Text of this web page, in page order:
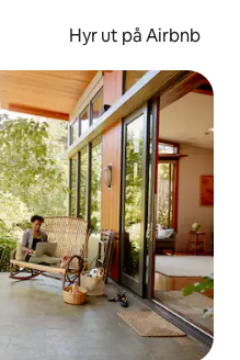
Hyr ut på Airbnb